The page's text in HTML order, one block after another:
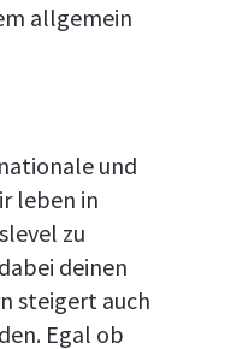
allgemein
und
leben in
zu
deinen
steigert auch
Egal ob